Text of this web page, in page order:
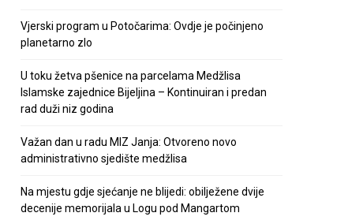
Vjerski program u Potočarima: Ovdje je počinjeno
planetarno zlo
U toku žetva pšenice na parcelama Medžlisa
Islamske zajednice Bijeljina – Kontinuiran i predan
rad duži niz godina
Važan dan u radu MIZ Janja: Otvoreno novo
administrativno sjedište medžlisa
Na mjestu gdje sjećanje ne blijedi: obilježene dvije
decenije memorijala u Logu pod Mangartom